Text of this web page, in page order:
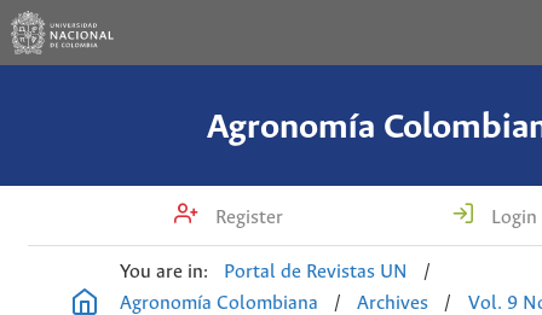
Agronomía
Register Login
You are in: Portal de Revistas UN
/
Agronomía Colombiana
/ Archives /
Vol. 9